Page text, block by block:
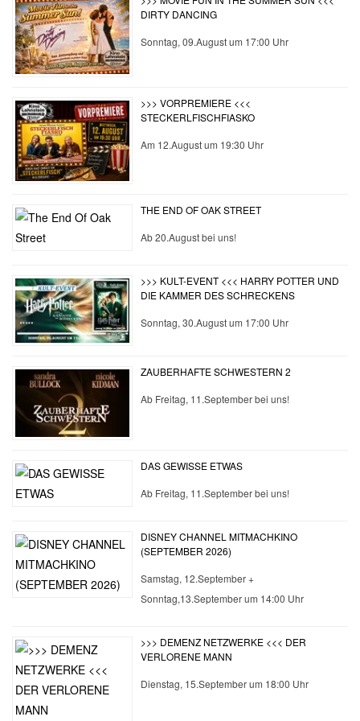
DIRTY DANCING
Sonntag, 09.August um 17:00 Uhr
>>> VORPREMIERE <<<
STECKERLFISCHFIASKO
Am 12.August um 19:30 Uhr
THE END OF OAK STREET
Ab 20.August bei uns!
>>> KULT-EVENT <<< HARRY POTTER UND
DIE KAMMER DES SCHRECKENS
Sonntag, 30.August um 17:00 Uhr
ZAUBERHAFTE SCHWESTERN 2
Ab Freitag, 11.September bei uns!
DAS GEWISSE ETWAS
Ab Freitag, 11.September bei uns!
DISNEY CHANNEL MITMACHKINO
(SEPTEMBER 2026)
Samstag, 12.September +
Sonntag,13.September um 14:00 Uhr
>>> DEMENZ NETZWERKE <<< DER
VERLORENE MANN
Dienstag, 15.September um 18:00 Uhr